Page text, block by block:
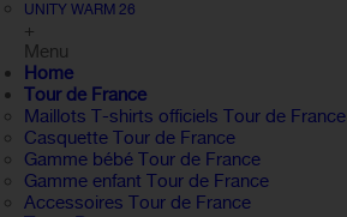
UNITY WARM 26
+
Menu
Home
Tour de France
Maillots T-shirts officiels Tour de France
Casquette Tour de France
Gamme bébé Tour de France
Gamme enfant Tour de France
Accessoires Tour de France